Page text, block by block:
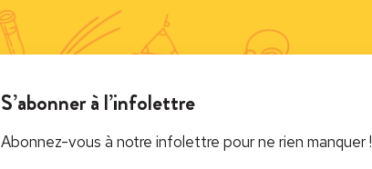
S’abonner à l’infolettre
Abonnez-vous à notre infolettre pour ne rien manquer !